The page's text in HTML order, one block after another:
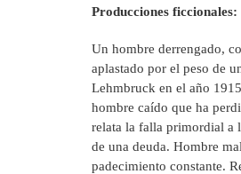
Producciones
Un hombre derrengado,
aplastado por el peso de
Lehmbruck en el año
hombre caído que ha
relata la falla primordial a
de una deuda. Hombre
padecimiento constante.